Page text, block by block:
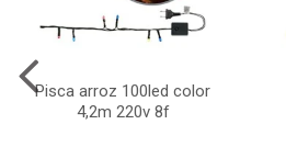
Pisca arroz 100led color
4,2m 220v 8f